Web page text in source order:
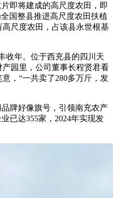
即将建成的高尺度农田，即
国整县推进高尺度农田扶植
尺度农田，占该县永世根基
年。位于西充县的四川天
园里，公司董事长程贤君看
，“一共卖了280多万斤，发
牌好像旗号，引领南充农产
已达355家，2024年实现发